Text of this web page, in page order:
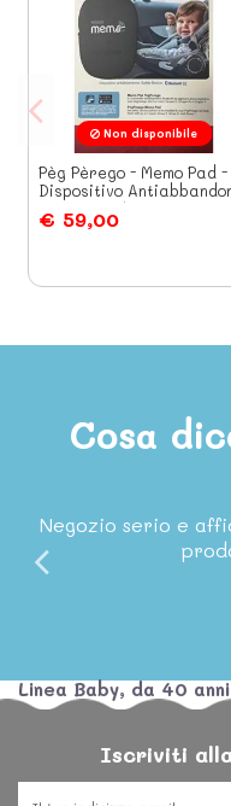
Non disponibile
Pèg Pèrego - Memo Pad -
Dispositivo
per Seggiolini Auto
€ 59,00
Cosa
Negozio serio e
Linea Baby, da 40
Iscriviti